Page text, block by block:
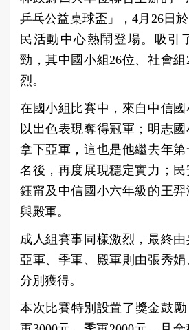
乒乓公益桌球盃」，4月26日
民活動中心熱鬧登場。吸引
勁，其中國小組26位、社會
烈。
在國小組比賽中，來自中信
以出色表現奪得冠軍；明志
拿下亞軍，這也是他繼去年
名後，再度展現穩定實力；
鈺甯及中信國小六年級的王
與殿軍。
成人組賽事同樣激烈，最終由
亞軍、季軍、殿軍則由張秀
分別獲得。
本次比賽特別設置了獎金鼓勵